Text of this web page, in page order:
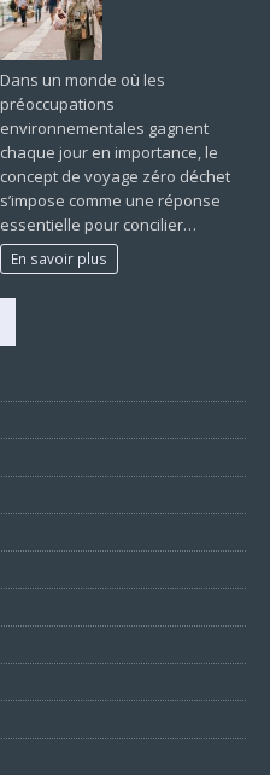
Dans un monde où les
préoccupations
environnementales gagnent
chaque jour en importance, le
concept de voyage zéro déchet
s’impose comme une réponse
essentielle pour concilier…
En savoir plus